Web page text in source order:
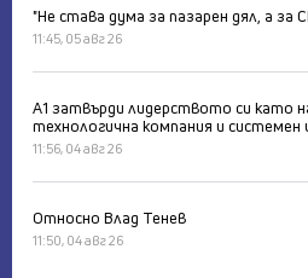
"Не става дума за пазарен дял, а за
11:45, 05 авг 26
А1 затвърди лидерството си като
технологична компания и
11:56, 04 авг 26
Относно Влад Тенев
11:50, 04 авг 26